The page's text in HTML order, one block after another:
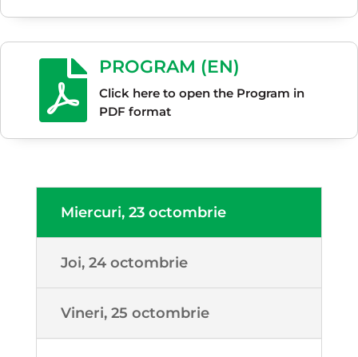
 PROGRAM (EN)
Click here to open the Program in
PDF format
Miercuri, 23 octombrie
Joi, 24 octombrie
Vineri, 25 octombrie